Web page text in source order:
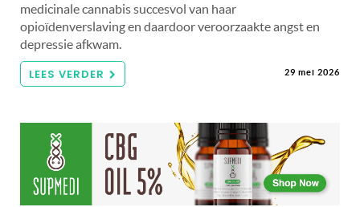
medicinale cannabis succesvol van haar
opioïdenverslaving en daardoor veroorzaakte angst en
depressie afkwam.
LEES VERDER 29 mei 2026